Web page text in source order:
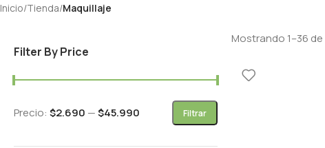
Inicio/Tienda/Maquillaje
Filter By Price
Filtrar
Precio: $2.690 —$45.990
Mostrando 1–36